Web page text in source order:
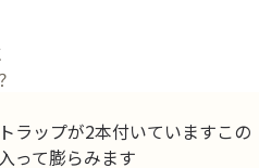
ラップが2本付いていますこの
って膨らみます